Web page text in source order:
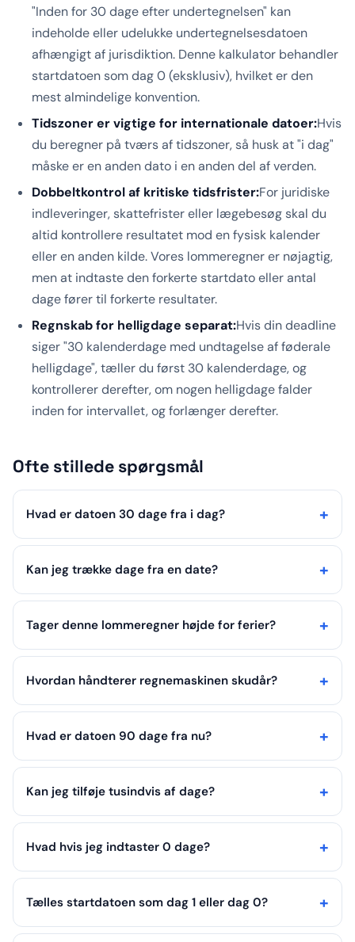
"Inden for 30 dage efter undertegnelsen" kan
indeholde eller udelukke undertegnelsesdatoen
afhængigt af jurisdiktion. Denne kalkulator behandler
startdatoen som dag 0 (eksklusiv), hvilket er den
mest almindelige konvention.
Tidszoner er vigtige for internationale datoer:Hvis
du beregner på tværs af tidszoner, så husk at "i dag"
måske er en anden dato i en anden del af verden.
Dobbeltkontrol af kritiske tidsfrister:For juridiske
indleveringer, skattefrister eller lægebesøg skal du
altid kontrollere resultatet mod en fysisk kalender
eller en anden kilde. Vores lommeregner er nøjagtig,
men at indtaste den forkerte startdato eller antal
dage fører til forkerte resultater.
Regnskab for helligdage separat:Hvis din deadline
siger "30 kalenderdage med undtagelse af føderale
helligdage", tæller du først 30 kalenderdage, og
kontrollerer derefter, om nogen helligdage falder
inden for intervallet, og forlænger derefter.
Ofte stillede spørgsmål
Hvad er datoen 30 dage fra i dag?
Kan jeg trække dage fra en date?
Tager denne lommeregner højde for ferier?
Hvordan håndterer regnemaskinen skudår?
Hvad er datoen 90 dage fra nu?
Kan jeg tilføje tusindvis af dage?
Hvad hvis jeg indtaster 0 dage?
Tælles startdatoen som dag 1 eller dag 0?